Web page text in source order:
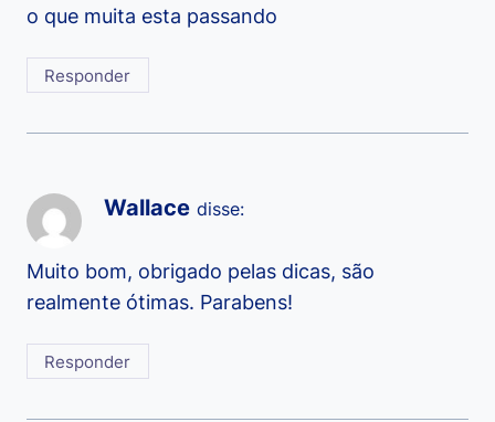
o que muita esta passando
Responder
Wallace disse:
Muito bom, obrigado pelas dicas, são
realmente ótimas. Parabens!
Responder